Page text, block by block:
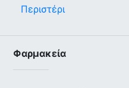
Περιστέρι
Φαρμακεία